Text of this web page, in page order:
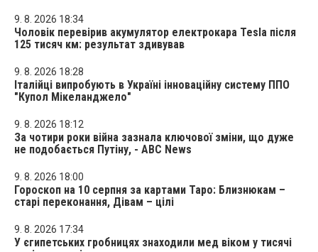
9. 8. 2026 18:34
Чоловік перевірив акумулятор електрокара Tesla після
125 тисяч км: результат здивував
9. 8. 2026 18:28
Італійці випробують в Україні інноваційну систему ППО
"Купол Мікеланджело"
9. 8. 2026 18:12
За чотири роки війна зазнала ключової зміни, що дуже
не подобається Путіну, - ABC News
9. 8. 2026 18:00
Гороскоп на 10 серпня за картами Таро: Близнюкам –
старі переконання, Дівам – цілі
9. 8. 2026 17:34
У єгипетських гробницях знаходили мед віком у тисячі